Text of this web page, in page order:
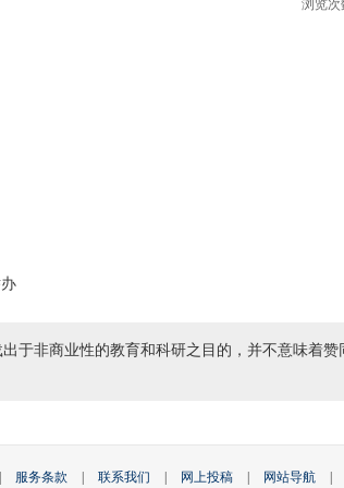
浏览次
于非商业性的教育和科研之目的，并不意味着赞
服务条款 联系我们 网上投稿 网站导航